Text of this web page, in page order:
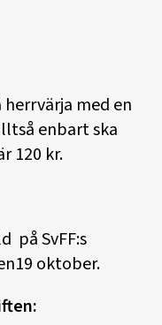
med en
enbart ska
120 kr.
på SvFF:s
oktober.